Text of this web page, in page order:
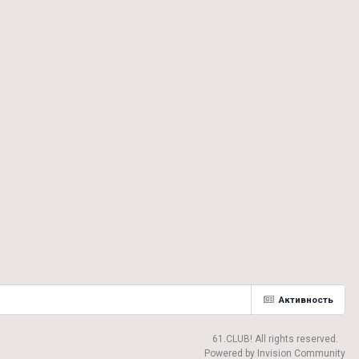
Активность
61.CLUB! All rights reserved.
Powered by Invision Community